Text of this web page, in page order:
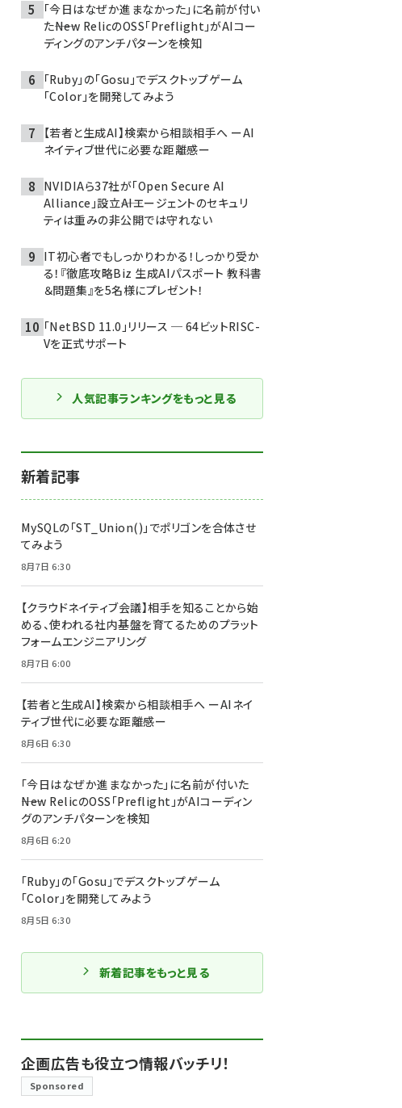
「今日はなぜか進まなかった」に名前が付い
た――New RelicのOSS「Preflight」がAIコー
ディングのアンチパターンを検知
「Ruby」の「Gosu」でデスクトップゲーム
「Color」を開発してみよう
【若者と生成AI】検索から相談相手へ ーAI
ネイティブ世代に必要な距離感ー
NVIDIAら37社が「Open Secure AI
Alliance」設立――AIエージェントのセキュリ
ティは重みの非公開では守れない
IT初心者でもしっかりわかる！しっかり受か
る！『徹底攻略Biz 生成AIパスポート 教科書
＆問題集』を5名様にプレゼント！
「NetBSD 11.0」リリース ─ 64ビットRISC-
Vを正式サポート
人気記事ランキングをもっと見る
新着記事
MySQLの「ST_Union()」でポリゴンを合体させ
てみよう
8月7日 6:30
【クラウドネイティブ会議】相手を知ることから始
める、使われる社内基盤を育てるためのプラット
フォームエンジニアリング
8月7日 6:00
【若者と生成AI】検索から相談相手へ ーAIネイ
ティブ世代に必要な距離感ー
8月6日 6:30
「今日はなぜか進まなかった」に名前が付いた
――New RelicのOSS「Preflight」がAIコーディン
グのアンチパターンを検知
8月6日 6:20
「Ruby」の「Gosu」でデスクトップゲーム
「Color」を開発してみよう
8月5日 6:30
新着記事をもっと見る
企画広告も役立つ情報バッチリ！
Sponsored